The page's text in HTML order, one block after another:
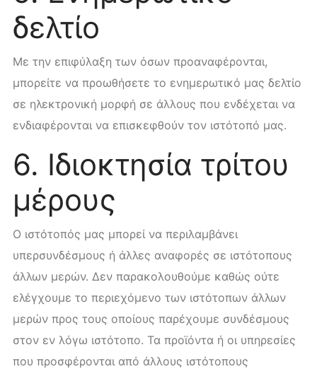
δελτίο
Με την επιφύλαξη των όσων προαναφέρονται,
μπορείτε να προωθήσετε το ενημερωτικό μας δελτίο
σε ηλεκτρονική μορφή σε άλλους που ενδέχεται να
ενδιαφέρονται να επισκεφθούν τον ιστότοπό μας.
6. Ιδιοκτησία τρίτου
μέρους
Ο ιστότοπός μας μπορεί να περιλαμβάνει
υπερσυνδέσμους ή άλλες αναφορές σε ιστότοπους
άλλων μερών. Δεν παρακολουθούμε καθώς ούτε
ελέγχουμε το περιεχόμενο των ιστότοπων άλλων
μερών προς τους οποίους παρέχουμε συνδέσμους
στον εν λόγω ιστότοπο. Τα προϊόντα ή οι υπηρεσίες
που προσφέρονται από άλλους ιστότοπους